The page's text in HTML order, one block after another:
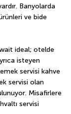
Banyolarda
ve bide
ideal; otelde
isteyen
servisi kahve
servisi olan
Misafirlere
servisi